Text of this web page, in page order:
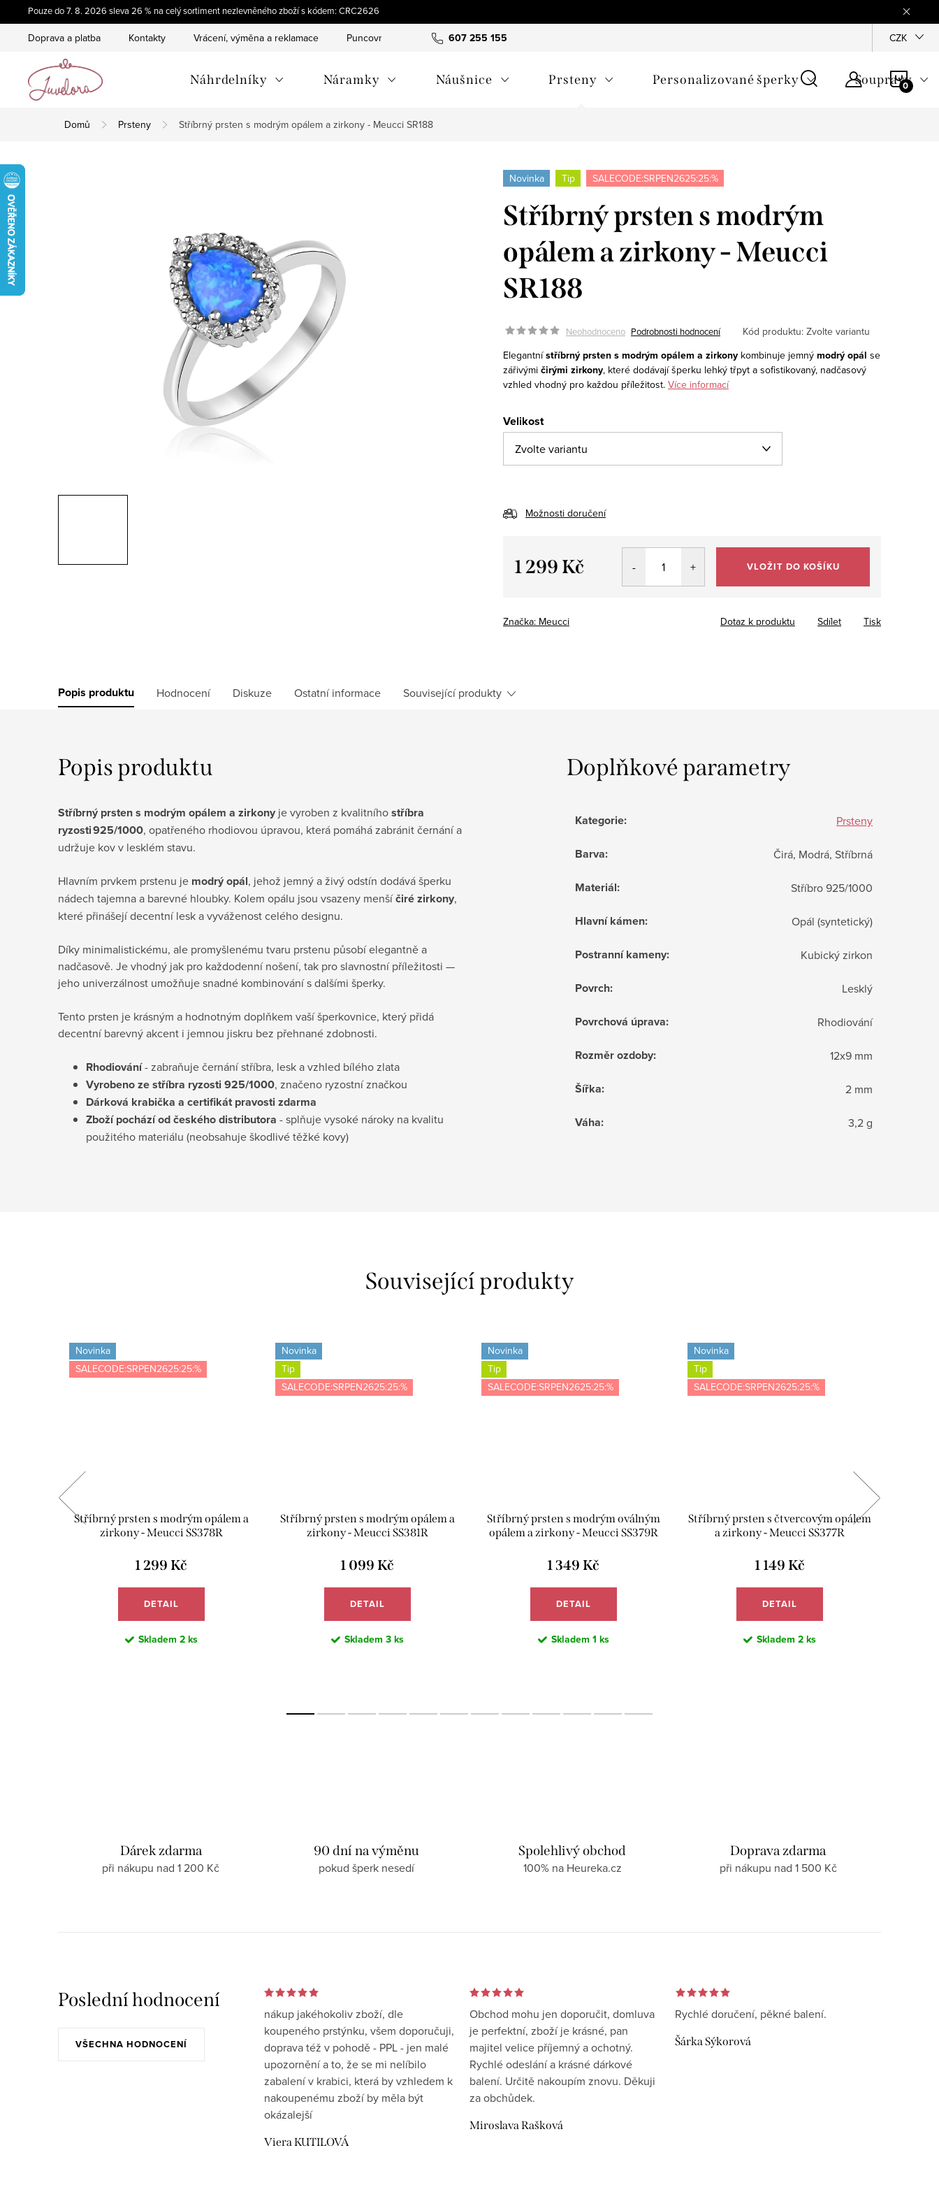
na
Pouze do 7. 8. 2026 sleva 26 % na celý sortiment nezlevněného zboží s kódem: CRC2626
607 255 155
Doprava a platba Kontakty Vrácení, výměna a reklamace Puncovní značky Hodnocení obchodu Jak
CZK
Náhrdelníky Náramky Náušnice Prsteny Personalizované šperky Soupravy
Domů Prsteny Stříbrný prsten s modrým opálem a zirkony - Meucci SR188
Novinka Tip SALECODE:SRPEN2625:25:%
Stříbrný prsten s modrým
opálem a zirkony - Meucci
SR188
Neohodnoceno Podrobnosti hodnocení Kód produktu: Zvolte variantu
Elegantnístříbrný prsten s modrým opálem a zirkony kombinuje jemný modrý opál se
zářivými čirými zirkony, které dodávají šperku lehký třpyt a sofistikovaný, nadčasový
vzhled vhodný pro každou příležitost. Více informací
Velikost
Možnosti doručení
1 299 Kč VLOŽIT DO KOŠÍKU
Značka: Meucci Tisk
Dotaz k produktu Sdílet
Popis produktu Hodnocení Diskuze Ostatní informace Související produkty
Popis produktu
Stříbrný prsten s modrým opálem a zirkony je vyroben z kvalitníhostříbra
ryzosti 925/1000, opatřeného rhodiovou úpravou, která pomáhá zabránit černání a
udržuje kov v lesklém stavu.
Hlavním prvkem prstenu je modrý opál, jehož jemný a živý odstín dodává šperku
nádech tajemna a barevné hloubky. Kolem opálu jsou vsazeny menšíčiré zirkony,
které přinášejí decentní lesk a vyváženost celého designu.
Díky minimalistickému, ale promyšlenému tvaru prstenu působí elegantně a
nadčasově. Je vhodný jak pro každodenní nošení, tak pro slavnostní příležitosti —
jeho univerzálnost umožňuje snadné kombinování s dalšími šperky.
Tento prsten je krásným a hodnotným doplňkem vaší šperkovnice, který přidá
decentní barevný akcent i jemnou jiskru bez přehnané zdobnosti.
Rhodiování- zabraňuje černání stříbra, lesk a vzhled bílého zlata
Vyrobeno ze stříbra ryzosti 925/1000, značeno ryzostní značkou
Dárková krabička a certifikát pravosti zdarma
Zboží pochází od českého distributora - splňuje vysoké nároky na kvalitu
použitého materiálu (neobsahuje škodlivé těžké kovy)
Doplňkové parametry
Kategorie: Prsteny
Barva: Čirá, Modrá, Stříbrná
Materiál: Stříbro 925/1000
Hlavní kámen: Opál (syntetický)
Postranní kameny: Kubický zirkon
Povrch: Lesklý
Povrchová úprava: Rhodiování
Rozměr ozdoby: 12x9 mm
Šířka: 2 mm
Váha: 3,2 g
Související produkty
Novinka
SALECODE:SRPEN2625:25:%
Stříbrný prsten s modrým opálem a
zirkony - Meucci SS378R
1 299 Kč
DETAIL
Skladem 2 ks
Novinka
Tip
SALECODE:SRPEN2625:25:%
Stříbrný prsten s modrým opálem a
zirkony - Meucci SS381R
1 099 Kč
DETAIL
Skladem 3 ks
Novinka
Tip
SALECODE:SRPEN2625:25:%
Stříbrný prsten s modrým oválným
opálem a zirkony - Meucci SS379R
1 349 Kč
DETAIL
Skladem 1 ks
Novinka
Tip
SALECODE:SRPEN2625:25:%
Stříbrný prsten s čtvercovým opálem
a zirkony - Meucci SS377R
1 149 Kč
DETAIL
Skladem 2 ks
Dárek zdarma
při nákupu nad 1 200 Kč
90 dní na výměnu
pokud šperk nesedí
Spolehlivý obchod
100% na Heureka.cz
Doprava zdarma
při nákupu nad 1 500 Kč
Poslední hodnocení
VŠECHNA HODNOCENÍ
nákup jakéhokoliv zboží, dle
koupeného prstýnku, všem doporučuji,
doprava též v pohodě - PPL - jen malé
upozornění a to, že se mi nelíbilo
zabalení v krabici, která by vzhledem k
nakoupenému zboží by měla být
okázalejší
Viera KUTILOVÁ
Obchod mohu jen doporučit, domluva
je perfektní, zboží je krásné, pan
majitel velice příjemný a ochotný.
Rychlé odeslání a krásné dárkové
balení. Určitě nakoupím znovu. Děkuji
za obchůdek.
Miroslava Rašková
Rychlé doručení, pěkné balení.
Šárka Sýkorová